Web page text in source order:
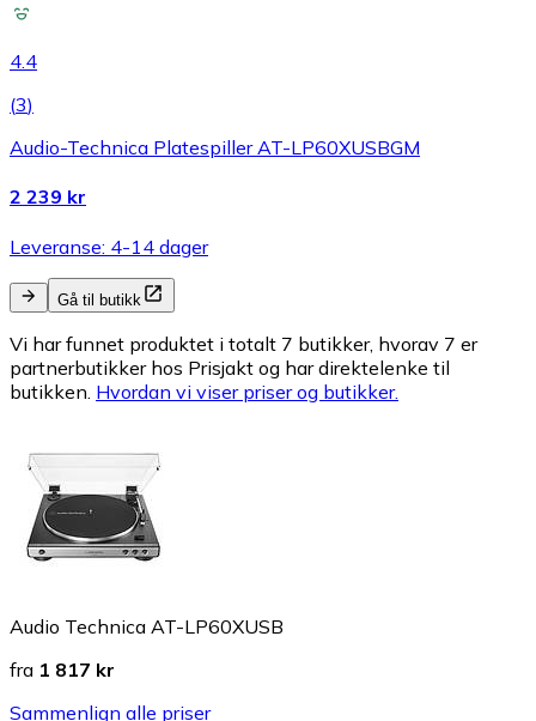
4.4
(3)
Audio-Technica Platespiller AT-LP60XUSBGM
2 239 kr
Leveranse: 4-14 dager
Gå til butikk
Vi har funnet produktet i totalt 7 butikker, hvorav 7 er
partnerbutikker hos Prisjakt og har direktelenke til
butikken. Hvordan vi viser priser og butikker.
Audio Technica AT-LP60XUSB
fra 1 817 kr
Sammenlign alle priser